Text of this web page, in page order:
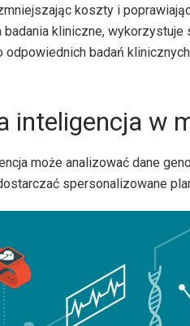
koszty i
kliniczne,
odpowiednich badań
inteligencja w
może analizować dane
spersonalizowane